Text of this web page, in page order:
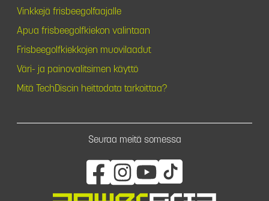
Vinkkejä frisbeegolfaajalle
Apua frisbeegolfkiekon valintaan
Frisbeegolfkiekkojen muovilaadut
Väri- ja painovalitsimen käyttö
Mitä TechDiscin heittodata tarkoittaa?
Seuraa meitä somessa